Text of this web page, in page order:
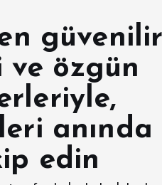
ve özgün
anında
edin